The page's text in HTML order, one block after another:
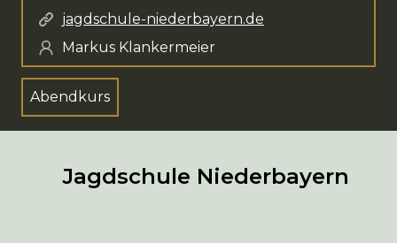
jagdschule-niederbayern.de
Markus Klankermeier
Abendkurs
Jagdschule Niederbayern